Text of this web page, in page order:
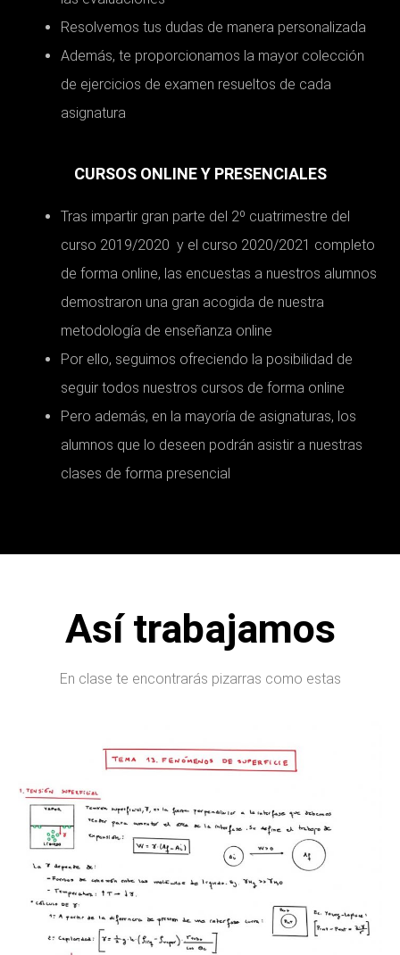
Resolvemos tus dudas de manera personalizada
Además, te proporcionamos la mayor colección
de ejercicios de examen resueltos de cada
asignatura
CURSOS ONLINE Y PRESENCIALES
Tras impartir gran parte del 2º cuatrimestre del
curso 2019/2020 y el curso 2020/2021 completo
de forma online, las encuestas a nuestros alumnos
demostraron una gran acogida de nuestra
metodología de enseñanza online
Por ello, seguimos ofreciendo la posibilidad de
seguir todos nuestros cursos de forma online
Pero además, en la mayoría de asignaturas, los
alumnos que lo deseen podrán asistir a nuestras
clases de forma presencial
Así trabajamos
En clase te encontrarás pizarras como estas